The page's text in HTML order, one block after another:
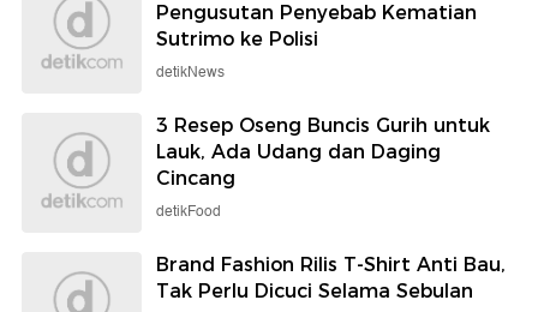
Pengusutan Penyebab Kematian
Sutrimo ke Polisi
detikNews
3 Resep Oseng Buncis Gurih untuk
Lauk, Ada Udang dan Daging
Cincang
detikFood
Brand Fashion Rilis T-Shirt Anti Bau,
Tak Perlu Dicuci Selama Sebulan